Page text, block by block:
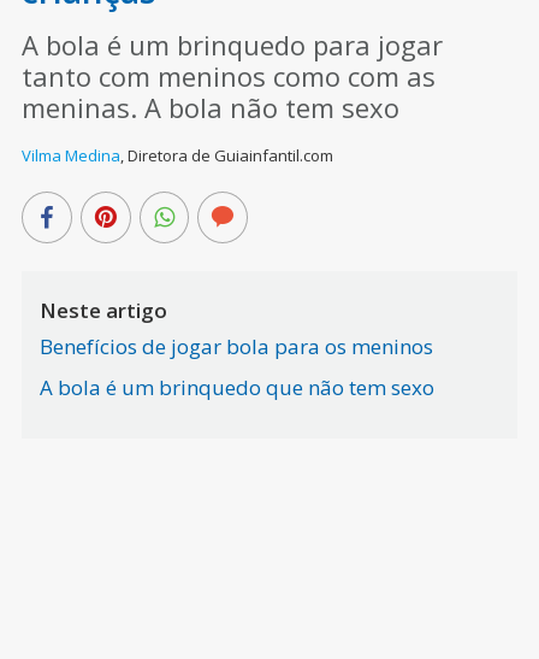
A bola é um brinquedo para jogar
tanto com meninos como com as
meninas. A bola não tem sexo
Vilma Medina,Diretora de Guiainfantil.com
Neste artigo
Benefícios de jogar bola para os meninos
A bola é um brinquedo que não tem sexo